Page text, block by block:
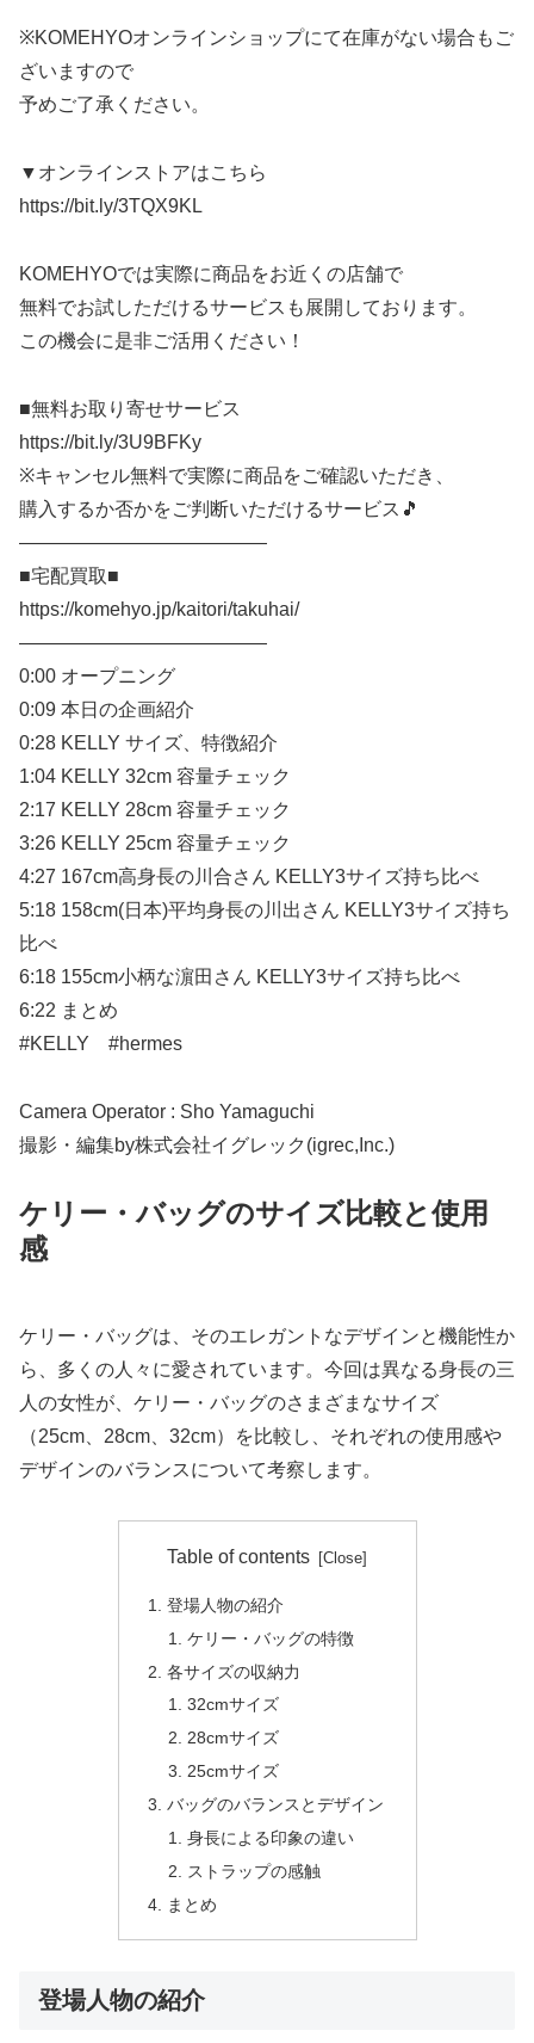
※KOMEHYOオンラインショップにて在庫がない場合もご
ざいますので
予めご了承ください。
▼オンラインストアはこちら
https://bit.ly/3TQX9KL
KOMEHYOでは実際に商品をお近くの店舗で
無料でお試しただけるサービスも展開しております。
この機会に是非ご活用ください！
■無料お取り寄せサービス
https://bit.ly/3U9BFKy
※キャンセル無料で実際に商品をご確認いただき、
購入するか否かをご判断いただけるサービス🎵
—————————————
■宅配買取■
https://komehyo.jp/kaitori/takuhai/
—————————————
0:00 オープニング
0:09 本日の企画紹介
0:28 KELLY サイズ、特徴紹介
1:04 KELLY 32cm 容量チェック
2:17 KELLY 28cm 容量チェック
3:26 KELLY 25cm 容量チェック
4:27 167cm高身長の川合さん KELLY3サイズ持ち比べ
5:18 158cm(日本)平均身長の川出さん KELLY3サイズ持ち
比べ
6:18 155cm小柄な濵田さん KELLY3サイズ持ち比べ
6:22 まとめ
#KELLY #hermes
Camera Operator : Sho Yamaguchi
撮影・編集by株式会社イグレック(igrec,Inc.)
ケリー・バッグのサイズ比較と使用
感
ケリー・バッグは、そのエレガントなデザインと機能性か
ら、多くの人々に愛されています。今回は異なる身長の三
人の女性が、ケリー・バッグのさまざまなサイズ
（25cm、28cm、32cm）を比較し、それぞれの使用感や
デザインのバランスについて考察します。
Table of contents
登場人物の紹介
ケリー・バッグの特徴
各サイズの収納力
32cmサイズ
28cmサイズ
25cmサイズ
バッグのバランスとデザイン
身長による印象の違い
ストラップの感触
まとめ
登場人物の紹介